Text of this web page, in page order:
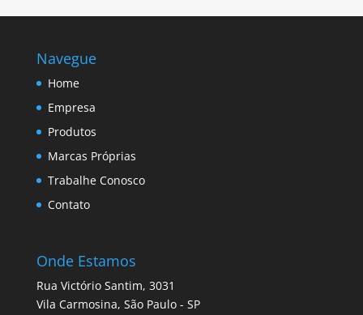
Navegue
Home
Empresa
Produtos
Marcas Próprias
Trabalhe Conosco
Contato
Onde Estamos
Rua Victório Santim, 3031
Vila Carmosina, São Paulo - SP